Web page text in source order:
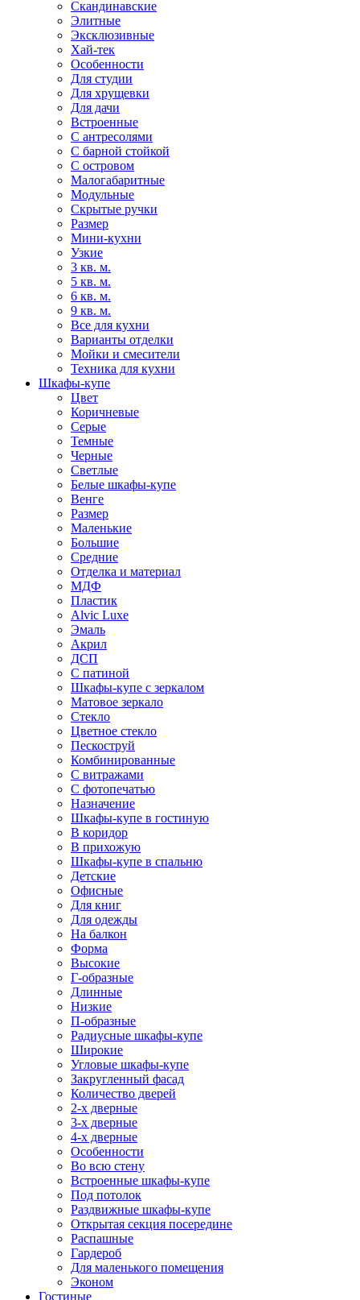
Скандинавские
Элитные
Эксклюзивные
Хай-тек
Особенности
Для студии
Для хрущевки
Для дачи
Встроенные
С антресолями
С барной стойкой
С островом
Малогабаритные
Модульные
Скрытые ручки
Размер
Мини-кухни
Узкие
3 кв. м.
5 кв. м.
6 кв. м.
9 кв. м.
Все для кухни
Варианты отделки
Мойки и смесители
Техника для кухни
Шкафы-купе
Цвет
Коричневые
Серые
Темные
Черные
Светлые
Белые шкафы-купе
Венге
Размер
Маленькие
Большие
Средние
Отделка и материал
МДФ
Пластик
Alvic Luxe
Эмаль
Акрил
ДСП
С патиной
Шкафы-купе с зеркалом
Матовое зеркало
Стекло
Цветное стекло
Пескоструй
Комбинированные
С витражами
С фотопечатью
Назначение
Шкафы-купе в гостиную
В коридор
В прихожую
Шкафы-купе в спальню
Детские
Офисные
Для книг
Для одежды
На балкон
Форма
Высокие
Г-образные
Длинные
Низкие
П-образные
Радиусные шкафы-купе
Широкие
Угловые шкафы-купе
Закругленный фасад
Количество дверей
2-х дверные
3-х дверные
4-х дверные
Особенности
Во всю стену
Встроенные шкафы-купе
Под потолок
Раздвижные шкафы-купе
Открытая секция посередине
Распашные
Гардероб
Для маленького помещения
Эконом
Гостиные